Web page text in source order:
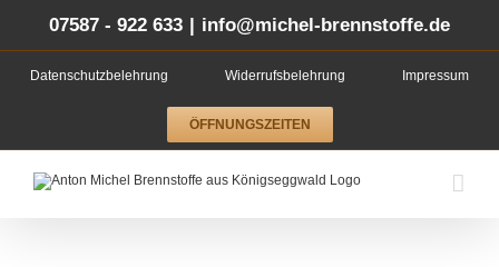
07587 - 922 633 info@michel-brennstoffe.de
Datenschutzbelehrung Widerrufsbelehrung Impressum
ÖFFNUNGSZEITEN